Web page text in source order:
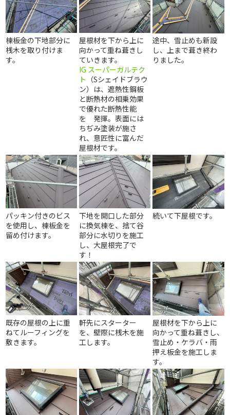
棟板金の下地部分に
桟木を取り付けま
す。
屋根材を下から上に
向かって重ね葺きし
ていきます。
IG スーパーガルテク
ト （Sシェイドブラウ
ン）は、遮熱性鋼板
と断熱材の相乗効果
で優れた断熱性能
を 発揮。表面には
ちぢみ塗装が施さ
れ、意匠性に富んだ
屋根材です。
途中、雪止めも新設
し、上まで葺き終わ
りました。
パッキン付きのビス
を使用し、棟板金を
留め付けます。
下地を開口した部分
に換気棟を、捨て谷
部分に水切りを施工
し、大屋根完了で
す！
続いて下屋根です。
既存の屋根の上に重
ねてルーフィングを
敷きます。
軒先にスターター
を、壁際に桟木を施
工します。
屋根材を下から上に
向かって重ね葺きし、
雪止め・ケラバ・雨
押え板金を施工しま
す。